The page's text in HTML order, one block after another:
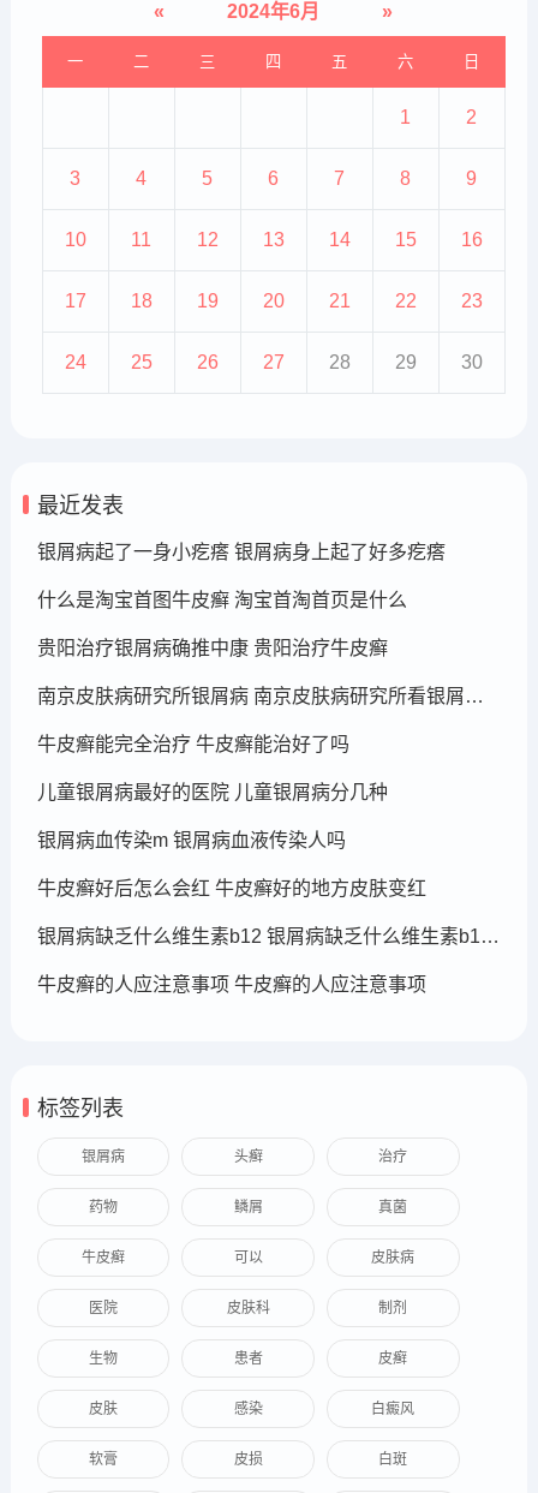
« 2024年6月 »
一 二 三 四 五 六 日
1 2
3 4 5 6 7 8 9
10 11 12 13 14 15 16
17 18 19 20 21 22 23
24 25 26 27 28 29 30
最近发表
银屑病起了一身小疙瘩 银屑病身上起了好多疙瘩
什么是淘宝首图牛皮癣 淘宝首淘首页是什么
贵阳治疗银屑病确推中康 贵阳治疗牛皮癣
南京皮肤病研究所银屑病 南京皮肤病研究所看银屑病哪个医生厉害
牛皮癣能完全治疗 牛皮癣能治好了吗
儿童银屑病最好的医院 儿童银屑病分几种
银屑病血传染m 银屑病血液传染人吗
牛皮癣好后怎么会红 牛皮癣好的地方皮肤变红
银屑病缺乏什么维生素b12 银屑病缺乏什么维生素b12可以补充
牛皮癣的人应注意事项 牛皮癣的人应注意事项
标签列表
银屑病 头癣 治疗
药物 鳞屑 真菌
牛皮癣 可以 皮肤病
医院 皮肤科 制剂
生物 患者 皮癣
皮肤 感染 白癜风
软膏 皮损 白斑